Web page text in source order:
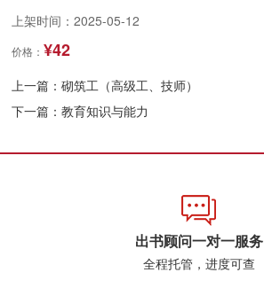
上架时间：2025-05-12
价格：¥42
上一篇：砌筑工（高级工、技师）
下一篇：教育知识与能力
出书顾问一对一服务
全程托管，进度可查